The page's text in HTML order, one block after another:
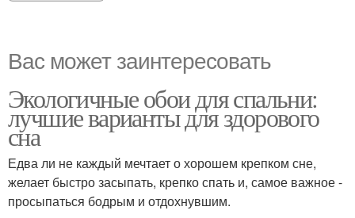
Вас может заинтересовать
Экологичные обои для спальни:
лучшие варианты для здорового
сна
Едва ли не каждый мечтает о хорошем крепком сне,
желает быстро засыпать, крепко спать и, самое важное -
просыпаться бодрым и отдохнувшим.